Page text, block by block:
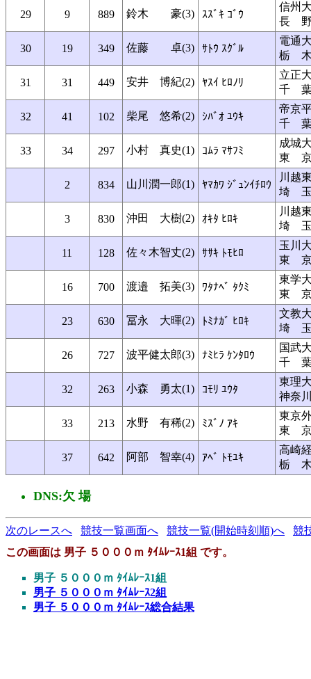
29 9 889 鈴木 豪(3) ｽｽﾞｷ ｺﾞｳ
信州
長
30 19 349 佐藤 卓(3) ｻﾄｳ ｽｸﾞﾙ
電通
栃
31 31 449 安井 博紀(2) ﾔｽｲ ﾋﾛﾉﾘ
立正
千
32 41 102 柴尾 悠希(2) ｼﾊﾞｵ ﾕｳｷ
帝京
千
33 34 297 小村 真史(1) ｺﾑﾗ ﾏｻﾌﾐ
成城
東
2 834 山川潤一郎(1) ﾔﾏｶﾜ ｼﾞｭﾝｲﾁﾛｳ
川越
埼
3 830 沖田 大樹(2) ｵｷﾀ ﾋﾛｷ
川越
埼
11 128 佐々木智丈(2) ｻｻｷ ﾄﾓﾋﾛ
玉川
東
16 700 渡邉 拓美(3) ﾜﾀﾅﾍﾞ ﾀｸﾐ
東学
東
23 630 冨永 大暉(2) ﾄﾐﾅｶﾞ ﾋﾛｷ
文教
埼
26 727 波平健太郎(3) ﾅﾐﾋﾗ ｹﾝﾀﾛｳ
国武
千
32 263 小森 勇太(1) ｺﾓﾘ ﾕｳﾀ
東理
神奈
33 213 水野 有稀(2) ﾐｽﾞﾉ ｱｷ
東京
東
37 642 阿部 智幸(4) ｱﾍﾞ ﾄﾓﾕｷ
高崎
栃
DNS:欠 場
次のレースへ 競技一覧画面へ 競技一覧(開始時刻順)へ
競
この画面は 男子 ５０００ｍ ﾀｲﾑﾚｰｽ1組 です。
男子 ５０００ｍ ﾀｲﾑﾚｰｽ1組
男子 ５０００ｍ ﾀｲﾑﾚｰｽ2組
男子 ５０００ｍ ﾀｲﾑﾚｰｽ総合結果